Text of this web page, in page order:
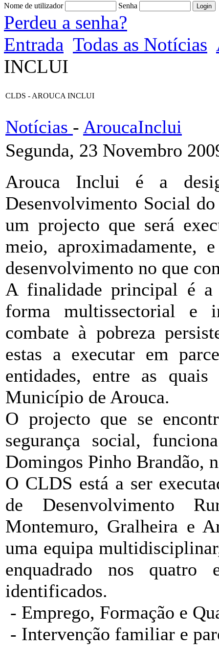
Nome de utilizador Senha
Perdeu a senha?
Entrada Todas as Notícias
INCLUI
CLDS - AROUCA INCLUI
Notícias - AroucaInclui
Segunda, 23 Novembro
Arouca Inclui é a
Desenvolvimento Social
um projecto que será
meio, aproximadamente,
desenvolvimento no que
A finalidade principal é a
forma multissectorial e
combate à pobreza
estas a executar em
entidades, entre as
Município de Arouca.
O projecto que se
segurança social,
Domingos Pinho Brandão,
O CLDS está a ser
de Desenvolvimento
Montemuro, Gralheira e
uma equipa
enquadrado nos
identificados.
- Emprego, Formação e
- Intervenção familiar e